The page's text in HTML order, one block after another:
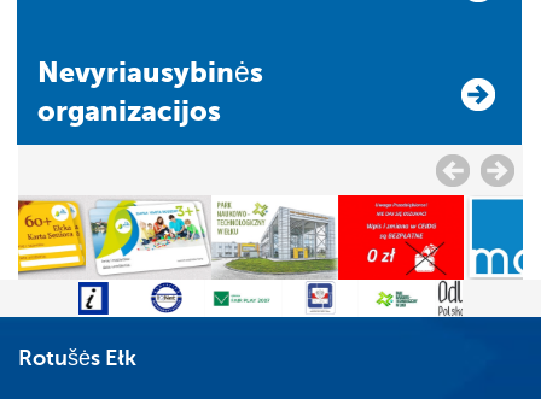
Nevyriausybinės
organizacijos
Rotušės Ełk